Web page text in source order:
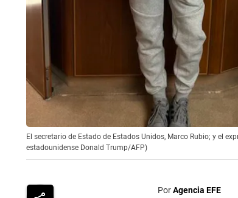
El secretario de Estado de Estados Unidos, Marco Rubio; y el
estadounidense Donald Trump/AFP)
PorAgencia EFE